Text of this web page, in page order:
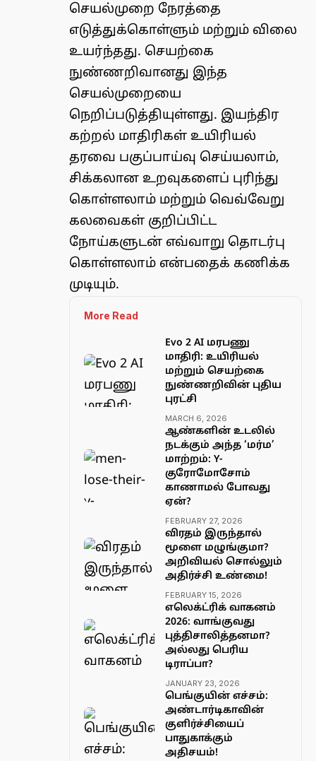
செயல்முறை நேரத்தை
எடுத்துக்கொள்ளும் மற்றும் விலை
உயர்ந்தது. செயற்கை
நுண்ணறிவானது இந்த
செயல்முறையை
நெறிப்படுத்தியுள்ளது. இயந்திர
கற்றல் மாதிரிகள் உயிரியல்
தரவை பகுப்பாய்வு செய்யலாம்,
சிக்கலான உறவுகளைப் புரிந்து
கொள்ளலாம் மற்றும் வெவ்வேறு
கலவைகள் குறிப்பிட்ட
நோய்களுடன் எவ்வாறு தொடர்பு
கொள்ளலாம் என்பதைக் கணிக்க
முடியும்.
More Read
Evo 2 AI மரபணு
மாதிரி: உயிரியல்
மற்றும் செயற்கை
நுண்ணறிவின் புதிய
புரட்சி
MARCH 6, 2026
ஆண்களின் உடலில்
நடக்கும் அந்த ‘மர்ம’
மாற்றம்: Y-
குரோமோசோம்
காணாமல் போவது
ஏன்?
FEBRUARY 27, 2026
விரதம் இருந்தால்
மூளை மழுங்குமா?
அறிவியல் சொல்லும்
அதிர்ச்சி உண்மை!
FEBRUARY 15, 2026
எலெக்ட்ரிக் வாகனம்
2026: வாங்குவது
புத்திசாலித்தனமா?
அல்லது பெரிய
டிராப்பா?
JANUARY 23, 2026
பெங்குயின் எச்சம்:
அண்டார்டிகாவின்
குளிர்ச்சியைப்
பாதுகாக்கும்
அதிசயம்!